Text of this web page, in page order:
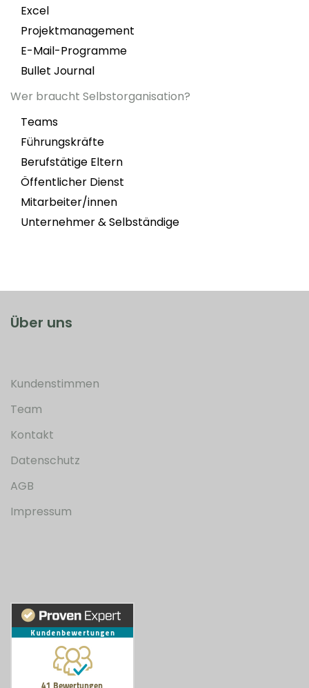
Excel
Projektmanagement
E-Mail-Programme
Bullet Journal
Wer braucht Selbstorganisation?
Teams
Führungskräfte
Berufstätige Eltern
Öffentlicher Dienst
Mitarbeiter/innen
Unternehmer & Selbständige
Über uns
Kundenstimmen
Team
Kontakt
Datenschutz
AGB
Impressum